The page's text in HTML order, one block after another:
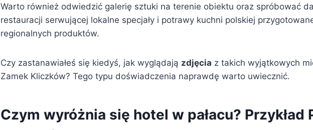
Warto również odwiedzić galerię sztuki na terenie obiektu oraz spróbować
restauracji serwującej lokalne specjały i potrawy kuchni polskiej
regionalnych produktów.
Czy zastanawiałeś się kiedyś, jak wyglądają zdjęcia z takich wyjątkowych
Zamek Kliczków? Tego typu doświadczenia naprawdę warto uwiecznić.
Czym wyróżnia się hotel w pałacu? Przykład